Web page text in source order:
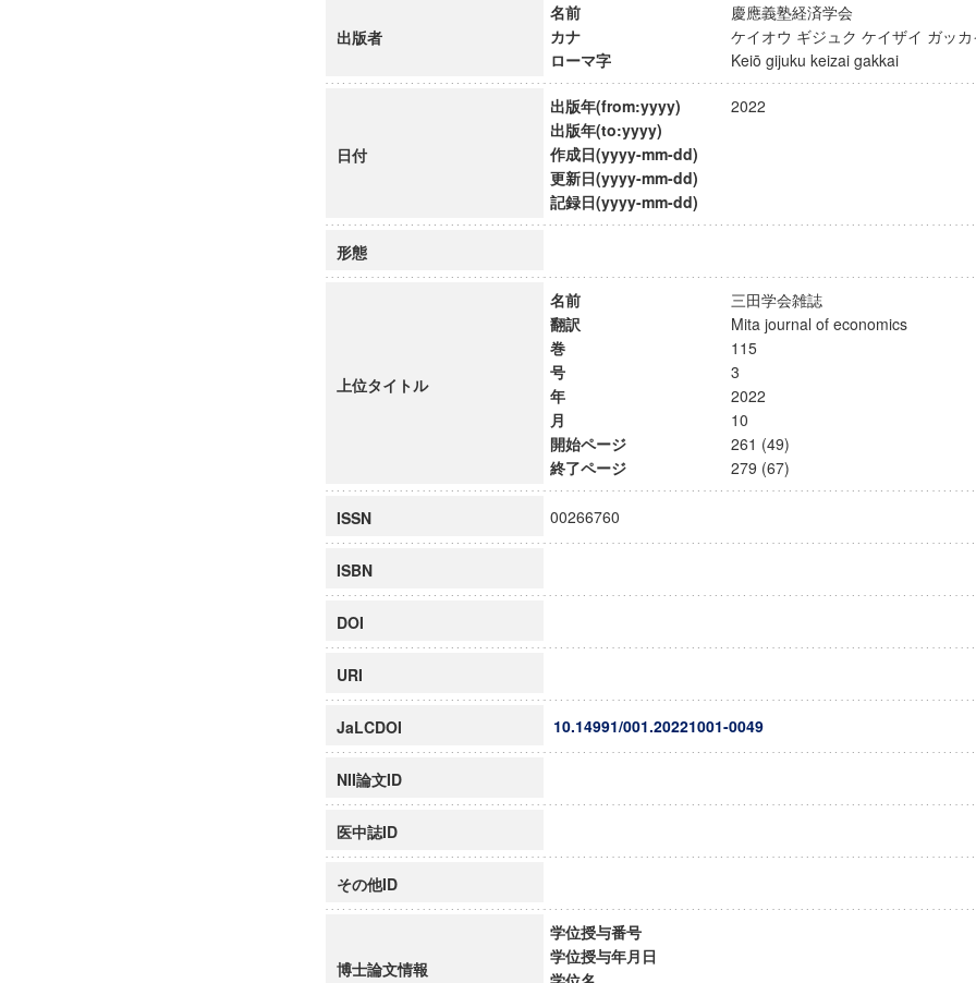
グローバルリサーチインスティテュート
慶應義塾大学グローバルCOEプログラム市民社会ガバナンス教育研究センター
慶應義塾大学グローバルCOEプログラム論理と感性の先端的教育研究拠点
博士課程教育リーディングプログラム「超成熟社会発展のサイエンス」
出版者
名前
慶應義塾経済学会
カナ
ケイオウ ギジュク ケイザイ ガ
ローマ字
Keiō gijuku keizai gakkai
日付
出版年(from:yyyy)
2022
出版年(to:yyyy)
作成日(yyyy-mm-dd)
更新日(yyyy-mm-dd)
記録日(yyyy-mm-dd)
形態
上位タイトル
名前
三田学会雑誌
翻訳
Mita journal of economics
巻
115
号
3
年
2022
月
10
開始ページ
261 (49)
終了ページ
279 (67)
ISSN 00266760
ISBN
DOI
URI
JaLCDOI 10.14991/001.20221001-0049
NII論文ID
医中誌ID
その他ID
博士論文情報
学位授与番号
学位授与年月日